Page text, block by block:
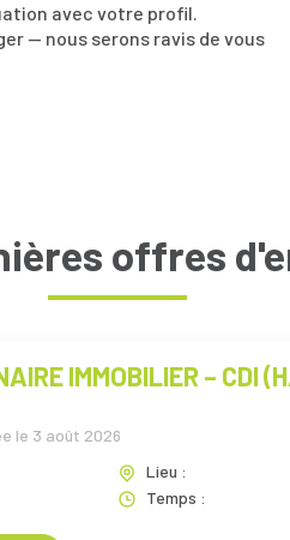
avec votre profil.
— nous serons ravis de vous
offres
IMMOBILIER – CDI
le 3 août 2026
Lieu :
Temps :